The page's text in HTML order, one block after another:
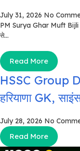
July 31, 2026 No
PM Surya Ghar Muft
से...
Read More
HSSC Group
हरियाणा GK,
July 28, 2026 No
Read More